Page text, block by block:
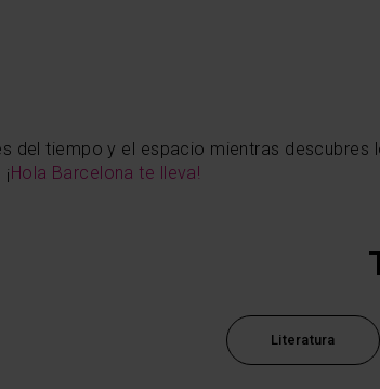
del tiempo y el espacio mientras
Hola Barcelona te lleva!
Literatura